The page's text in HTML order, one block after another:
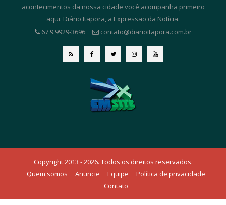
acontecimentos da nossa cidade você acompanha primeiro
aqui. Diário Itaporã, a Expressão da Notícia.
67 9.9929-3696
contato@diarioitapora.com.br
Copyright 2013 - 2026. Todos os direitos reservados.
Quem somos
Anuncie Equipe
Política de privacidade
Contato